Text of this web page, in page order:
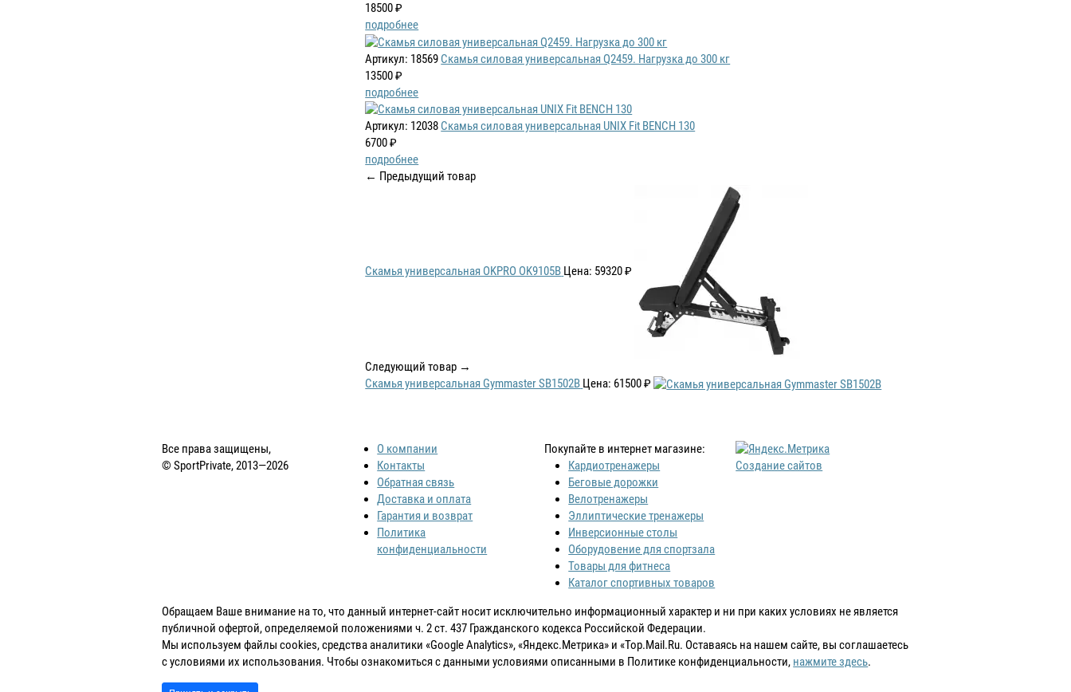
18500 ₽
подробнее
Артикул: 18569 Скамья силовая универсальная Q2459. Нагрузка до 300 кг
13500 ₽
подробнее
Артикул: 12038 Скамья силовая универсальная UNIX Fit BENCH 130
6700 ₽
подробнее
← Предыдущий товар
Скамья универсальная OKPRO OK9105B Цена: 59320 ₽
Следующий товар →
Скамья универсальная Gymmaster SB1502B Цена: 61500 ₽
Все права защищены,
© SportPrivate, 2013—2026
О компании
Контакты
Обратная связь
Доставка и оплата
Гарантия и возврат
Политика
конфиденциальности
Покупайте в интернет магазине:
Кардиотренажеры
Беговые дорожки
Велотренажеры
Эллиптические тренажеры
Инверсионные столы
Оборудовение для спортзала
Товары для фитнеса
Каталог спортивных товаров
Создание сайтов
Обращаем Ваше внимание на то, что данный интернет-сайт носит исключительно информационный характер и ни при каких условиях не является
публичной офертой, определяемой положениями ч. 2 ст. 437 Гражданского кодекса Российской Федерации.
Мы используем файлы cookies, средства аналитики «Google Analytics», «Яндекс.Метрика» и «Top.Mail.Ru. Оставаясь на нашем сайте, вы соглашаетесь
с условиями их использования. Чтобы ознакомиться с данными условиями описанными в Политике конфиденциальности, нажмите здесь.